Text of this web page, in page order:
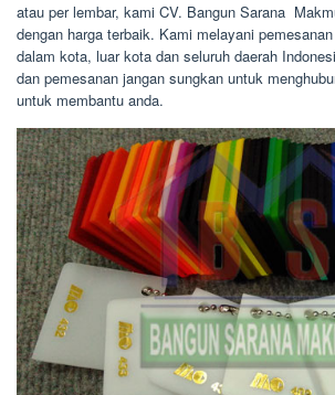
atau per lembar, kami CV. Bangun Sarana
dengan harga terbaik. Kami melayani
dalam kota, luar kota dan seluruh daerah
dan pemesanan jangan sungkan untuk
untuk membantu anda.